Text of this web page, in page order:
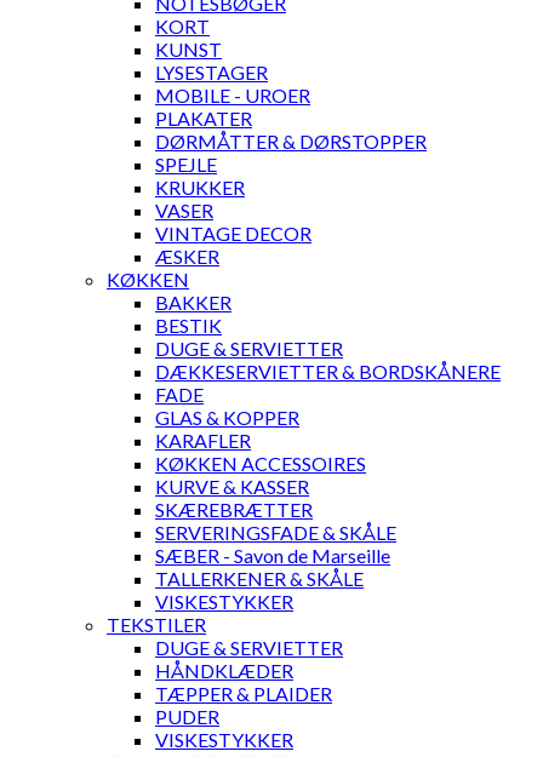
KORT
KUNST
LYSESTAGER
MOBILE - UROER
PLAKATER
DØRMÅTTER & DØRSTOPPER
SPEJLE
KRUKKER
VASER
VINTAGE DECOR
ÆSKER
KØKKEN
BAKKER
BESTIK
DUGE & SERVIETTER
DÆKKESERVIETTER & BORDSKÅNERE
FADE
GLAS & KOPPER
KARAFLER
KØKKEN ACCESSOIRES
KURVE & KASSER
SKÆREBRÆTTER
SERVERINGSFADE & SKÅLE
SÆBER - Savon de Marseille
TALLERKENER & SKÅLE
VISKESTYKKER
TEKSTILER
DUGE & SERVIETTER
HÅNDKLÆDER
TÆPPER & PLAIDER
PUDER
VISKESTYKKER